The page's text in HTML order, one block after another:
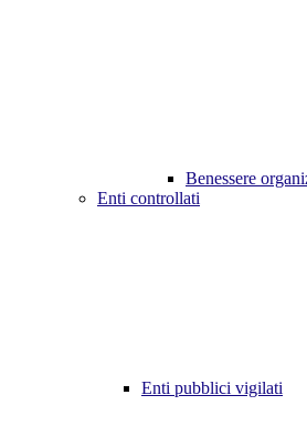
Benessere
Enti controllati
Enti pubblici vigilati